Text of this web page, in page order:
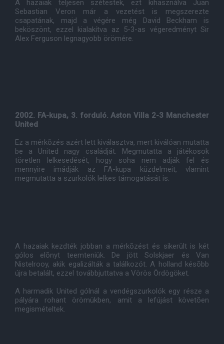
A hazaiak teljesen szétestek, ezt kihasználva Juan
Sebastian Veron már a vezetést is megszerezte
csapatának, majd a végére még David Beckham is
beköszönt, ezzel kialakítva az 5-3-as végeredményt Sir
Alex Ferguson legnagyobb örömére.
2002. FA-kupa, 3. forduló. Aston Villa 2-3 Manchester
United
Ez a mérkõzés azért lett kiválasztva, mert kiválóan mutatta
be a United nagy családját. Megmutatta a játékosok
töretlen lelkesedését, hogy soha nem adják fel és
mennyire imádják az FA-kupa küzdelmeit, vlamint
megmutatta a szurkolók lelkes támogatását is.
A hazaiak kezdték jobban a mérkõzést és sikerült is két
gólos elõnyt teemteniük. De jött Solskjaer és Van
Nistelrooy, akik egalizálták a találkozót. A holland késõbb
újra betalált, ezzel továbbjuttatva a Vörös Ördögöket.
A harmadik United gólnál a vendégszurkolók egy része a
pályára rohant örömükben, amit a lefújást követõen
megismételtek.